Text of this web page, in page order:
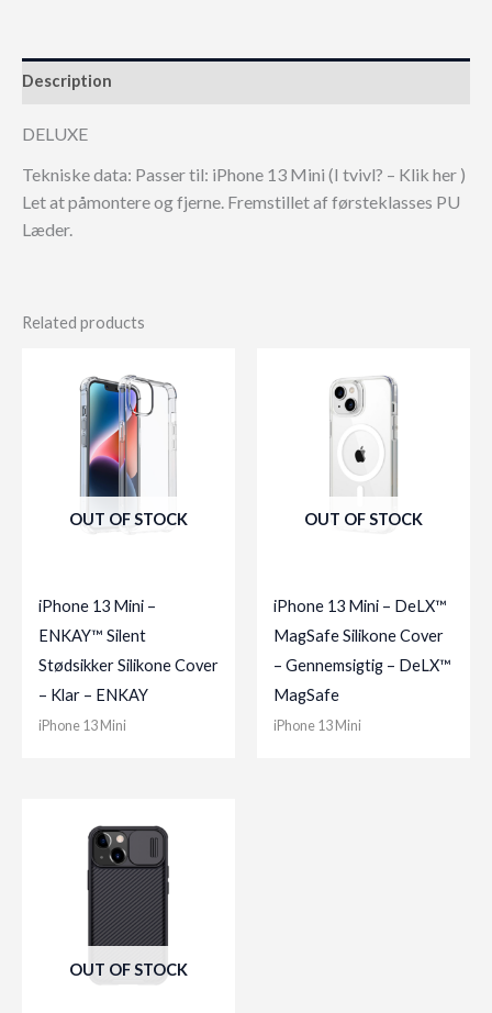
Description
DELUXE
Tekniske data: Passer til: iPhone 13 Mini (I tvivl? – Klik her )
Let at påmontere og fjerne. Fremstillet af førsteklasses PU
Læder.
Related products
OUT OF STOCK
iPhone 13 Mini –
ENKAY™ Silent
Stødsikker Silikone Cover
– Klar – ENKAY
iPhone 13 Mini
OUT OF STOCK
iPhone 13 Mini – DeLX™
MagSafe Silikone Cover
– Gennemsigtig – DeLX™
MagSafe
iPhone 13 Mini
OUT OF STOCK